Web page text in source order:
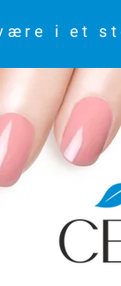
i et